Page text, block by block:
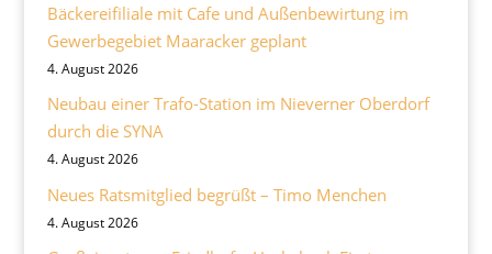
Bäckereifiliale mit Cafe und Außenbewirtung im
Gewerbegebiet Maaracker geplant
4. August 2026
Neubau einer Trafo-Station im Nieverner Oberdorf
durch die SYNA
4. August 2026
Neues Ratsmitglied begrüßt – Timo Menchen
4. August 2026